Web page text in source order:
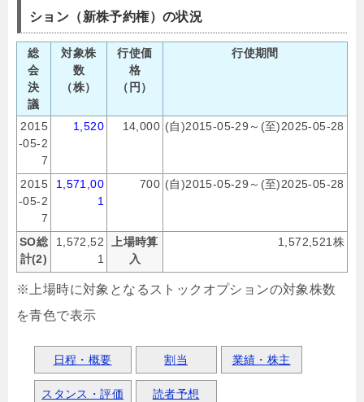
ション（新株予約権）の状況
総
会
決
議
対象株
数
（株）
行使価
格
（円）
行使期間
2015
-05-2
7
1,520 14,000 (自)2015-05-29～(至)2025-05-28
2015
-05-2
7
1,571,00
1
700 (自)2015-05-29～(至)2025-05-28
SO総
計(2)
1,572,52
1
上場時算
入
1,572,521株
※上場時に対象となるストックオプションの対象株数
を青色で表示
日程・概要 割当 業績・株主
スタンス・評価 読者予想